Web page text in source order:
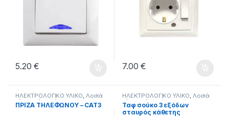
5.20€ 7.00€
ΗΛΕΚΤΡΟΛΟΓΙΚΟ ΥΛΙΚΟ,Λοιπά
ηλεκτρολογικά
ΠΡΙΖΑ ΤΗΛΕΦΩΝΟΥ – CAT3
ΗΛΕΚΤΡΟΛΟΓΙΚΟ ΥΛΙΚΟ,Λοιπά
ηλεκτρολογικά
Ταφ σούκο 3 εξόδων
σταυρός κάθετης